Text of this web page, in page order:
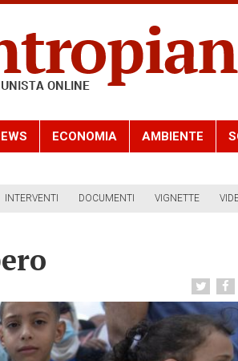
ECONOMIA AMBIENTE
INTERVENTI DOCUMENTI VIGNETTE